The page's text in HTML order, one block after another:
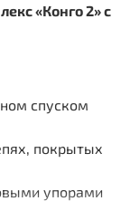
«Конго 2» с
спуском
покрытых
упорами